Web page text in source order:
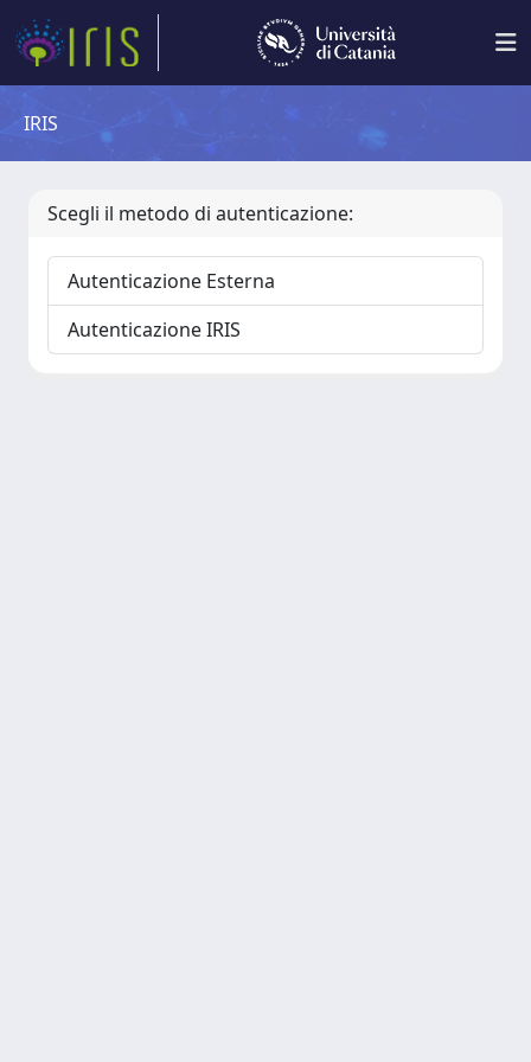
IRIS
Scegli il metodo di autenticazione:
Autenticazione Esterna
Autenticazione IRIS